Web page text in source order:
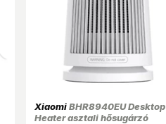
XiaomiBHR8940EU Desktop
Heater asztali hősugárzó